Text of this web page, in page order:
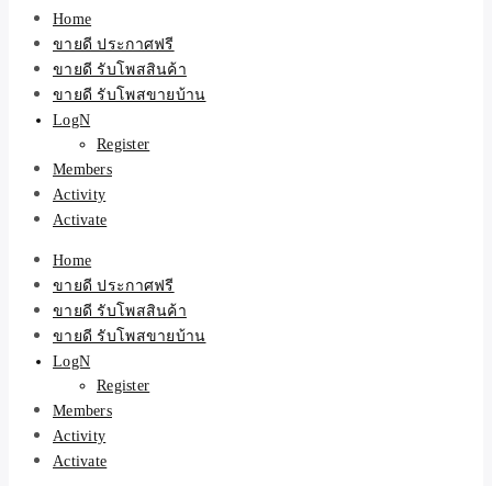
Home
ขายดี ประกาศฟรี
ขายดี รับโพสสินค้า
ขายดี รับโพสขายบ้าน
LogN
Register
Members
Activity
Activate
Home
ขายดี ประกาศฟรี
ขายดี รับโพสสินค้า
ขายดี รับโพสขายบ้าน
LogN
Register
Members
Activity
Activate